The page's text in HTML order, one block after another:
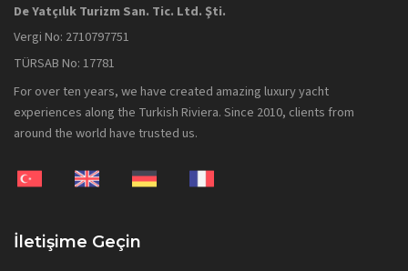
De Yatçılık Turizm San. Tic. Ltd. Şti.
Vergi No: 2710797751
TÜRSAB No: 17781
For over ten years, we have created amazing luxury yacht
experiences along the Turkish Riviera. Since 2010, clients from
around the world have trusted us.
İletişime Geçin